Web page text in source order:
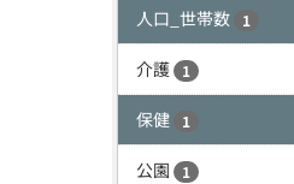
人口_世帯数 1
介護 1
保健 1
公園 1